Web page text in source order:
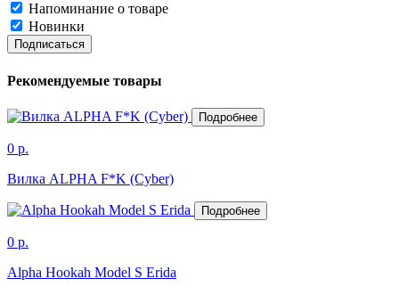
Напоминание о товаре
Новинки
Подписаться
Рекомендуемые товары
Подробнее
0 р.
Вилка ALPHA F*K (Cyber)
Подробнее
0 р.
Alpha Hookah Model S Erida